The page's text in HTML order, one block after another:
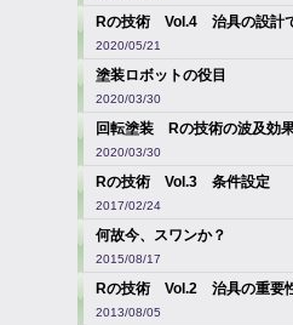
Rの技術 Vol.4 治具の設計
2020/05/21
塗装ロボットの役目
2020/03/30
回転塗装 Rの技術の波及効
2020/03/30
Rの技術 Vol.3 条件設定
2017/02/24
何故今、スワンか？
2015/08/17
Rの技術 Vol.2 治具の重要
2013/08/05